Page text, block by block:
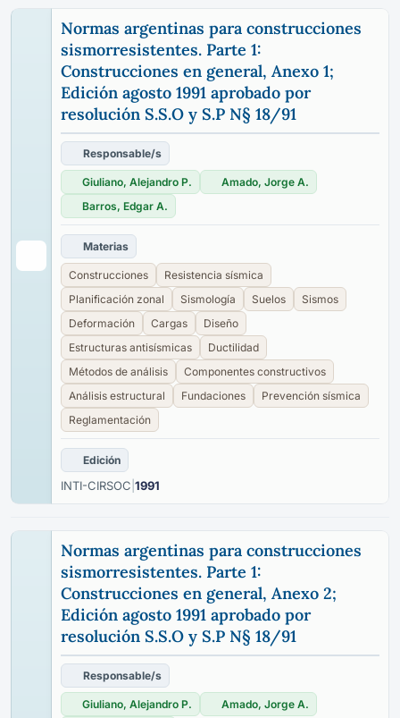
Normas argentinas para construcciones
sismorresistentes. Parte 1:
Construcciones en general, Anexo 1;
Edición agosto 1991 aprobado por
resolución S.S.O y S.P N§ 18/91
Responsable/s
Giuliano, Alejandro P.
Amado, Jorge A.
Barros, Edgar A.
Materias
Construcciones
Resistencia sísmica
Planificación zonal
Sismología Suelos
Sismos
Deformación
Cargas
Diseño
Estructuras antisísmicas
Ductilidad
Métodos de análisis
Componentes constructivos
Análisis estructural
Fundaciones
Prevención sísmica
Reglamentación
Edición
INTI-CIRSOC 1991
Normas argentinas para construcciones
sismorresistentes. Parte 1:
Construcciones en general, Anexo 2;
Edición agosto 1991 aprobado por
resolución S.S.O y S.P N§ 18/91
Responsable/s
Giuliano, Alejandro P. Amado, Jorge A.